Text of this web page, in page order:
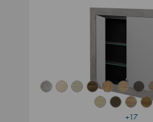
+17